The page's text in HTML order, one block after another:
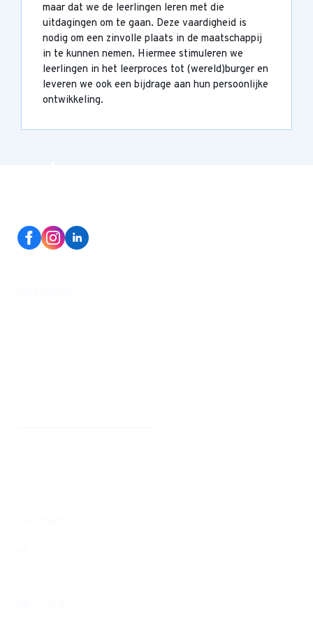
maar dat we de leerlingen leren met die
uitdagingen om te gaan. Deze vaardigheid is
nodig om een zinvolle plaats in de maatschappij
in te kunnen nemen. Hiermee stimuleren we
leerlingen in het leerproces tot (wereld)burger en
leveren we ook een bijdrage aan hun persoonlijke
ontwikkeling.